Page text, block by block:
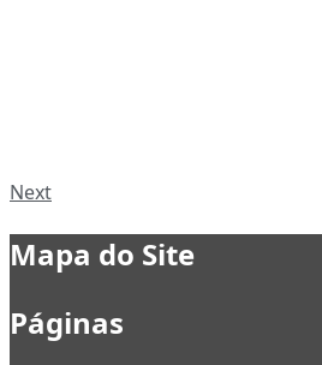
Next
Mapa do Site
Páginas